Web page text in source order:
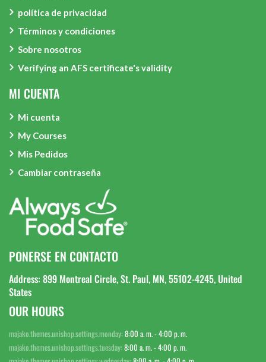
política de privacidad
Términos y condiciones
Sobre nosotros
Verifying an AFS certificate's validity
MI CUENTA
Mi cuenta
My Courses
Mis Pedidos
Cambiar contraseña
PONERSE EN CONTACTO
Address: 899 Montreal Circle, St. Paul, MN, 55102-4245, United
States
OUR HOURS
majako.themes.unishop.settings.monday: 8:00 a. m. - 4:00 p. m.
majako.themes.unishop.settings.tuesday: 8:00 a. m. - 4:00 p. m.